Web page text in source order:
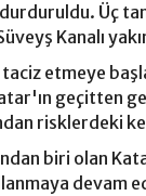
Üç
Kanalı
etmeye
geçitten
risklerdeki
biri olan